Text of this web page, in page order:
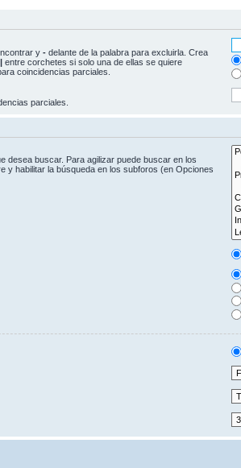
y - delante de la palabra para excluirla. Crea
| entre corchetes si solo una de ellas se quiere
coincidencias parciales.
parciales.
desea buscar. Para agilizar puede buscar en los
y habilitar la búsqueda en los subforos (en Opciones